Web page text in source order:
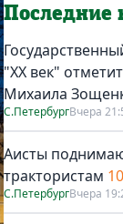
Социальная реклама
Последние
"ХХ век"
Михаила
С.ПетербургВчера
Аисты
трактористам
С.ПетербургВчера